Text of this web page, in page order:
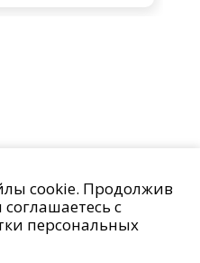
Контакты
данных
cookie. Продолжив
с
персональных